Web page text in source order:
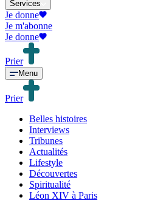
Services
Je donne
Je m'abonne
Je donne
Prier
Menu
Prier
Belles histoires
Interviews
Tribunes
Actualités
Lifestyle
Découvertes
Spiritualité
Léon XIV à Paris